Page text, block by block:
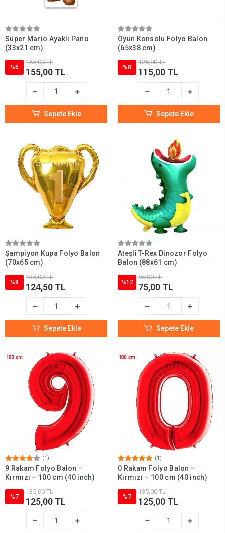
Süper Mario Ayaklı Pano
(33x21 cm)
%6
165,00 TL
155,00 TL
Sepete Ekle
Oyun Konsolu Folyo Balon
(65x38 cm)
%8
125,00 TL
115,00 TL
Sepete Ekle
Şampiyon Kupa Folyo Balon
(70x65 cm)
%8
135,00 TL
124,50 TL
Sepete Ekle
Ateşli T-Rex Dinozor Folyo
Balon (88x61 cm)
%12
85,00 TL
75,00 TL
Sepete Ekle
(1)
9 Rakam Folyo Balon –
Kırmızı – 100 cm (40 inch)
%7
135,00 TL
125,00 TL
(1)
0 Rakam Folyo Balon –
Kırmızı – 100 cm (40 inch)
%7
135,00 TL
125,00 TL